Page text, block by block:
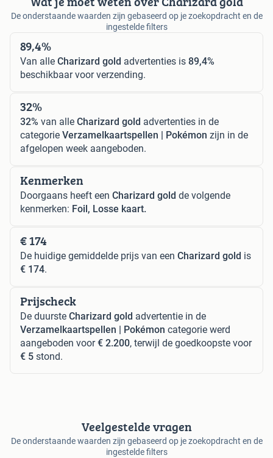
De onderstaande waarden zijn gebaseerd op je zoekopdracht en de
ingestelde filters
89,4%
Van alle Charizard gold advertenties is 89,4%
beschikbaar voor verzending.
32%
32% van alle Charizard gold advertenties in de
categorie Verzamelkaartspellen | Pokémon zijn in de
afgelopen week aangeboden.
Kenmerken
Doorgaans heeft een Charizard gold de volgende
kenmerken: Foil, Losse kaart.
€ 174
De huidige gemiddelde prijs van een Charizard gold is
€ 174.
Prijscheck
De duurste Charizard gold advertentie in de
Verzamelkaartspellen | Pokémon categorie werd
aangeboden voor€ 2.200, terwijl de goedkoopste voor
€ 5 stond.
Veelgestelde vragen
De onderstaande waarden zijn gebaseerd op je zoekopdracht en de
ingestelde filters